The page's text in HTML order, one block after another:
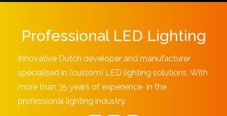
Professional LED Lighting
Innovative Dutch developer and manufacturer
specialised in (custom) LED lighting solutions. With
more than 35 years of experience in the
professional lighting industry.